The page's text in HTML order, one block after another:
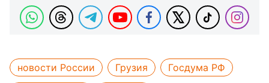
новости России Грузия
Госдума РФ